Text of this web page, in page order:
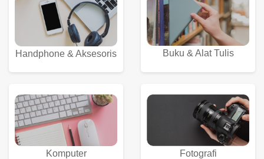
Handphone & Aksesoris Buku & Alat Tulis
Komputer Fotografi